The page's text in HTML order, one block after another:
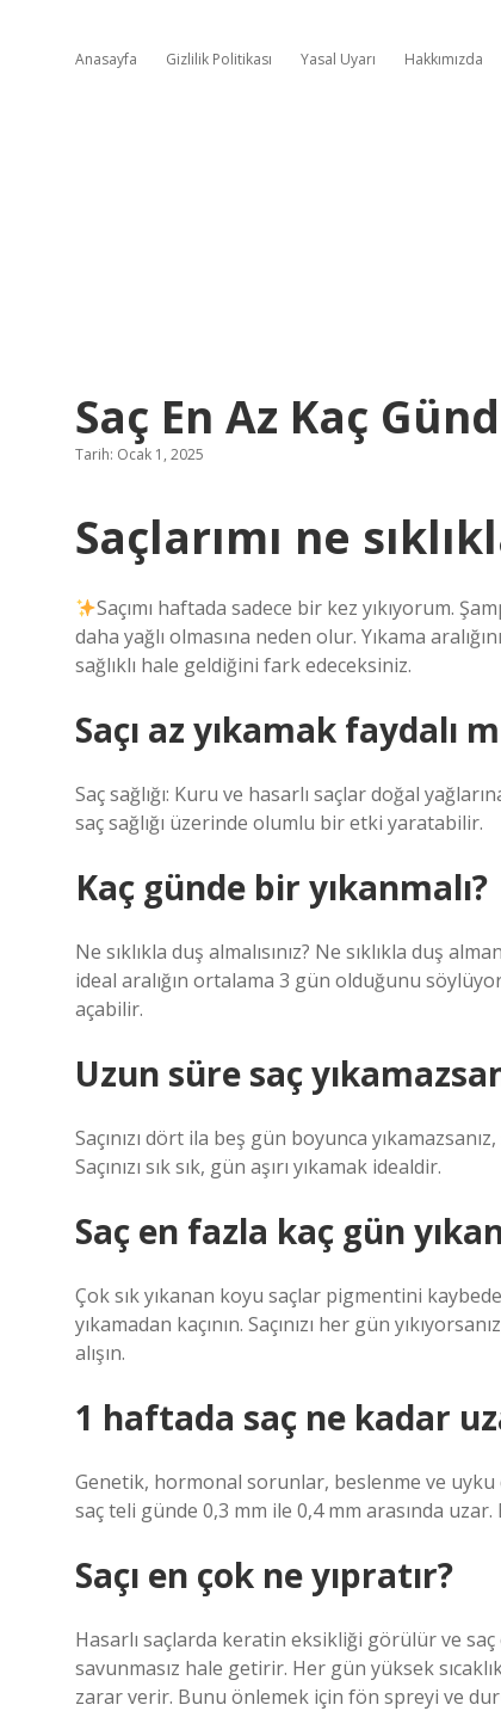
Anasayfa Gizlilik Politikası Yasal Uyarı Hakkımızda
Saç En Az Kaç
Tarih: Ocak 1, 2025
Saçlarımı ne
Saçımı haftada sadece bir kez yıkıyorum.
daha yağlı olmasına neden olur. Yıkama
sağlıklı hale geldiğini fark edeceksiniz.
Saçı az yıkamak faydalı
Saç sağlığı: Kuru ve hasarlı saçlar doğal
saç sağlığı üzerinde olumlu bir etki yaratabilir.
Kaç günde bir yıkanmalı?
Ne sıklıkla duş almalısınız? Ne sıklıkla duş
ideal aralığın ortalama 3 gün olduğunu
açabilir.
Uzun süre saç
Saçınızı dört ila beş gün boyunca
Saçınızı sık sık, gün aşırı yıkamak idealdir.
Saç en fazla kaç gün
Çok sık yıkanan koyu saçlar pigmentini
yıkamadan kaçının. Saçınızı her gün
alışın.
1 haftada saç ne kadar
Genetik, hormonal sorunlar, beslenme ve uyku
saç teli günde 0,3 mm ile 0,4 mm arasında
Saçı en çok ne yıpratır?
Hasarlı saçlarda keratin eksikliği görülür ve
savunmasız hale getirir. Her gün yüksek
zarar verir. Bunu önlemek için fön spreyi ve